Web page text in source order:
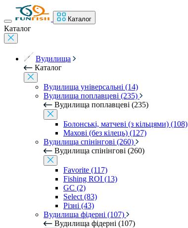
Каталог
Каталог
Вудилища
Каталог
Вудилища універсальні (14)
Вудилища поплавцеві (235)
Вудилища поплавцеві (235)
Болонські, матчеві (з кільцями) (108)
Махові (без кілець) (127)
Вудилища спінінгові (260)
Вудилища спінінгові (260)
Favorite (117)
Fishing ROI (13)
GC (2)
Select (83)
Різні (43)
Вудилища фідерні (107)
Вудилища фідерні (107)